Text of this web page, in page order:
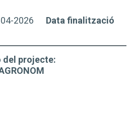
04-2026 Data finalització
del projecte: